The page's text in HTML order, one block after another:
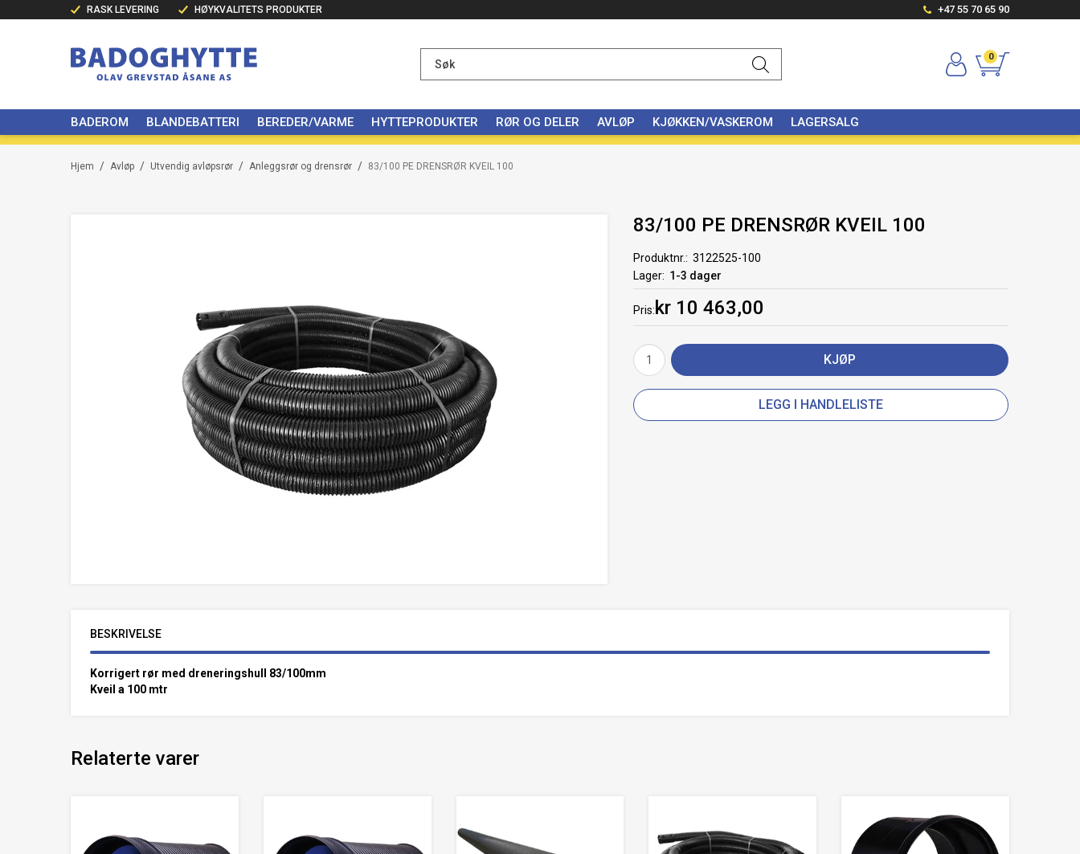
RASK LEVERING HØYKVALITETS PRODUKTER +47 55 70 65 90
0
BADEROM BLANDEBATTERI BEREDER/VARME HYTTEPRODUKTER RØR OG DELER AVLØP KJØKKEN/VASKEROM LAGERSALG
/
Hjem /
Avløp /
Utvendig avløpsrør /
Anleggsrør og drensrør 83/100 PE DRENSRØR KVEIL 100
83/100 PE DRENSRØR KVEIL 100
Produktnr.
3122525-100
Lager
1-3 dager
Pris kr 10 463,00
KJØP
LEGG I HANDLELISTE
BESKRIVELSE
Korrigert rør med dreneringshull 83/100mm
Kveil a 100 mtr
Relaterte varer